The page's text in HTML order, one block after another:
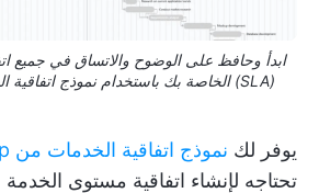
ابدأ وحافظ على الوضوح والاتساق في جميع
(SLA) الخاصة بك باستخدام نموذج اتفاقية الخدمات من ClickUp
يوفر لك نموذج اتفاقية الخدمات من ClickUp